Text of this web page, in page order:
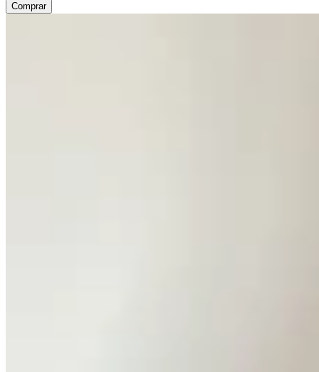
Comprar